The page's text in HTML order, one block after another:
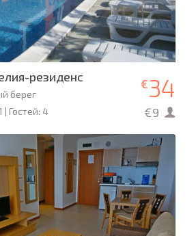
резиденс
берег
Гостей: 4
€34
€9